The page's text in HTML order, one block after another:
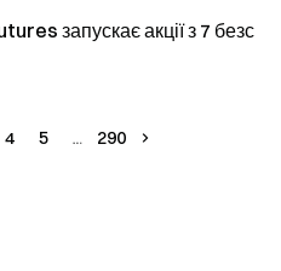
запускає акції з 7 безс
4 5 290